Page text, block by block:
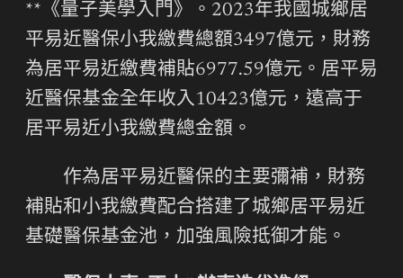
**《量子美學入門》。2023年我國城鄉居
平易近醫保小我繳費總額3497億元，財務
為居平易近繳費補貼6977.59億元。居平易
近醫保基金全年收入10423億元，遠高于
居平易近小我繳費總金額。
作為居平易近醫保的主要彌補，財務
補貼和小我繳費配合搭建了城鄉居平易近
基礎醫保基金池，加強風險抵御才能。